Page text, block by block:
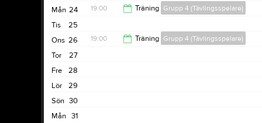
24
Mån 19:00 Träning Grupp 4 (Tävlingsspelare)
20:30
25
Tis
26
Ons 19:00 Träning Grupp 4 (Tävlingsspelare)
27
Tor
28
Fre
29
Lör
30
Sön
31
Mån